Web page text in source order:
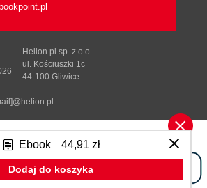
Ebook 44,91 zł
Dodaj do koszyka
Tonik.pl
Helion.pl sp. z o.o.
ul. Kościuszki 1c
44-100 Gliwice